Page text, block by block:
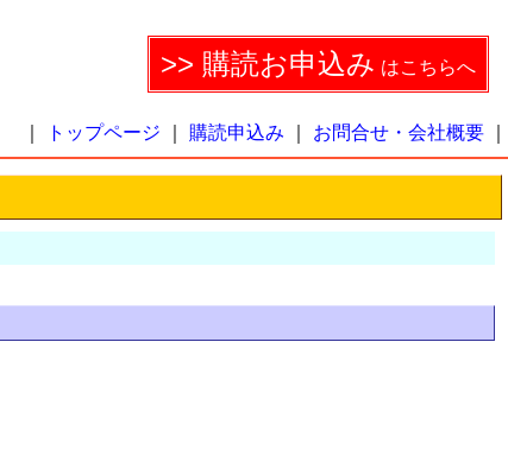
>> 購読お申込み はこちらへ
トップページ 購読申込み お問合せ・会社概要